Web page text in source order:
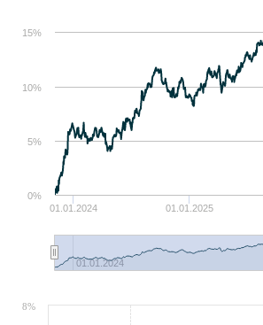
01.01.2024 01.01.2025
01.01.2024
0%
5%
10%
15%
8%